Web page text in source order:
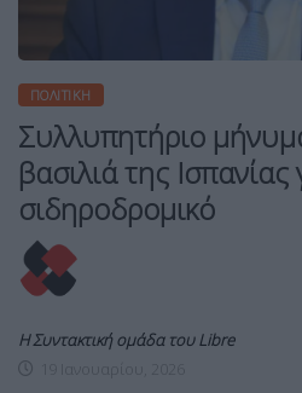
ΠΟΛΙΤΙΚΉ
Συλλυπητήριο
βασιλιά της Ισπανίας
σιδηροδρομικό
Η Συντακτική ομάδα του Libre